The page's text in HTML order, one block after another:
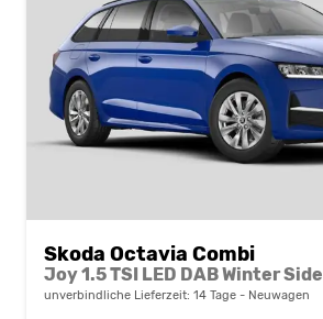
Skoda Octavia Combi
Joy 1.5 TSI LED DAB Winter Side
unverbindliche Lieferzeit: 14 Tage Neuwagen